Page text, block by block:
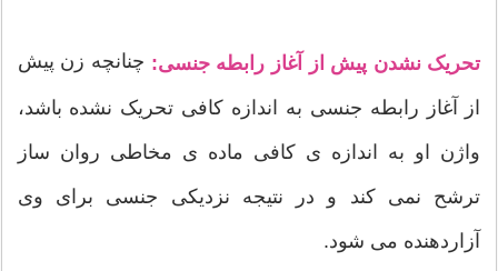
تحریک نشدن پیش از آغاز رابطه جنسی: چنانچه زن پیش
از آغاز رابطه جنسی به اندازه کافی تحریک نشده باشد،
واژن او به اندازه ی کافی ماده ی مخاطی روان ساز
ترشح نمی کند و در نتیجه نزدیکی جنسی برای وی
آزاردهنده می شود.